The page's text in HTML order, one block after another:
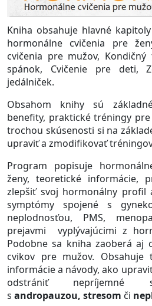
Kniha obsahuje hlavné
hormonálne cvičenia pre
cvičenia pre mužov,
spánok, Cvičenie pre deti,
jedálniček.
Obsahom knihy sú
benefity, praktické tréningy
trochou skúsenosti si na
upraviť a zmodifikovať
Program popisuje
ženy, teoretické informácie,
zlepšiť svoj hormonálny profil
symptómy spojené s
neplodnosťou, PMS,
prejavmi
vyplývajúcimi z
Podobne sa kniha zaoberá aj
cvikov pre mužov. Obsahuje
informácie a návody, ako
odstrániť nepríjemné
s andropauzou, stresom či